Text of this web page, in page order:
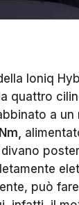
Ioniq
quattro
a
può